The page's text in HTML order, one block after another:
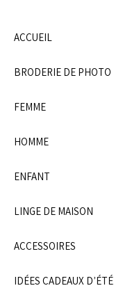
ACCUEIL
BRODERIE DE PHOTO
FEMME
HOMME
ENFANT
LINGE DE MAISON
ACCESSOIRES
IDÉES CADEAUX D’ÉTÉ